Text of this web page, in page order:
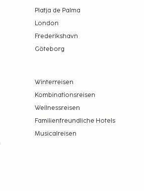
Platja de Palma
London
Frederikshavn
Göteborg
Winterreisen
Kombinationsreisen
Wellnessreisen
Familienfreundliche Hotels
Musicalreisen